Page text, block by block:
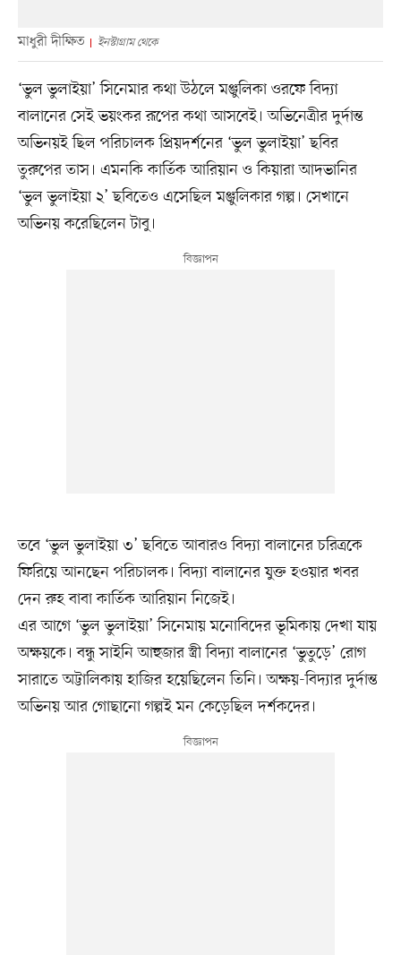
মাধুরী দীক্ষিত ইনস্টাগ্রাম থেকে
‘ভুল ভুলাইয়া’ সিনেমার কথা উঠলে মঞ্জুলিকা ওরফে বিদ্যা
বালানের সেই ভয়ংকর রূপের কথা আসবেই। অভিনেত্রীর দুর্দান্ত
অভিনয়ই ছিল পরিচালক প্রিয়দর্শনের ‘ভুল ভুলাইয়া’ ছবির
তুরুপের তাস। এমনকি কার্তিক আরিয়ান ও কিয়ারা আদভানির
‘ভুল ভুলাইয়া ২’ ছবিতেও এসেছিল মঞ্জুলিকার গল্প। সেখানে
অভিনয় করেছিলেন টাবু।
তবে ‘ভুল ভুলাইয়া ৩’ ছবিতে আবারও বিদ্যা বালানের চরিত্রকে
ফিরিয়ে আনছেন পরিচালক। বিদ্যা বালানের যুক্ত হওয়ার খবর
দেন রুহ বাবা কার্তিক আরিয়ান নিজেই।
এর আগে ‘ভুল ভুলাইয়া’ সিনেমায় মনোবিদের ভূমিকায় দেখা যায়
অক্ষয়কে। বন্ধু সাইনি আহুজার স্ত্রী বিদ্যা বালানের ‘ভুতুড়ে’ রোগ
সারাতে অট্টালিকায় হাজির হয়েছিলেন তিনি। অক্ষয়-বিদ্যার দুর্দান্ত
অভিনয় আর গোছানো গল্পই মন কেড়েছিল দর্শকদের।